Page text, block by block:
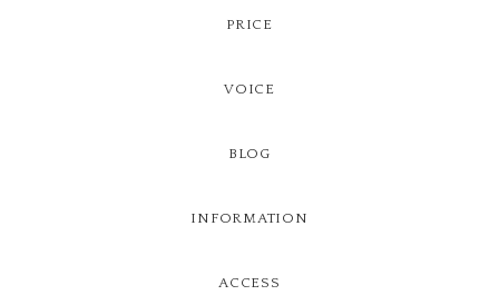
PRICE
VOICE
BLOG
INFORMATION
ACCESS